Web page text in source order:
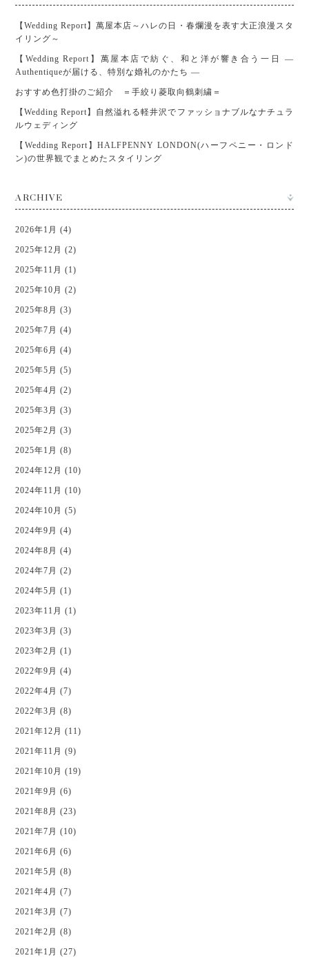
【Wedding Report】萬屋本店～ハレの日・春爛漫を表す大正浪漫スタ
イリング～
【Wedding Report】萬屋本店で紡ぐ、和と洋が響き合う一日 ―
Authentiqueが届ける、特別な婚礼のかたち ―
おすすめ色打掛のご紹介 ＝手絞り菱取向鶴刺繍＝
【Wedding Report】自然溢れる軽井沢でファッショナブルなナチュラ
ルウェディング
【Wedding Report】HALFPENNY LONDON(ハーフペニー・ロンド
ン)の世界観でまとめたスタイリング
ARCHIVE
2026年1月 (4)
2025年12月 (2)
2025年11月 (1)
2025年10月 (2)
2025年8月 (3)
2025年7月 (4)
2025年6月 (4)
2025年5月 (5)
2025年4月 (2)
2025年3月 (3)
2025年2月 (3)
2025年1月 (8)
2024年12月 (10)
2024年11月 (10)
2024年10月 (5)
2024年9月 (4)
2024年8月 (4)
2024年7月 (2)
2024年5月 (1)
2023年11月 (1)
2023年3月 (3)
2023年2月 (1)
2022年9月 (4)
2022年4月 (7)
2022年3月 (8)
2021年12月 (11)
2021年11月 (9)
2021年10月 (19)
2021年9月 (6)
2021年8月 (23)
2021年7月 (10)
2021年6月 (6)
2021年5月 (8)
2021年4月 (7)
2021年3月 (7)
2021年2月 (8)
2021年1月 (27)